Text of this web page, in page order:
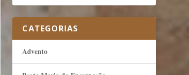
CATEGORIAS
Advento